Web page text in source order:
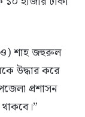
শাহ জহুরুল
উদ্ধার করে
প্রশাসন